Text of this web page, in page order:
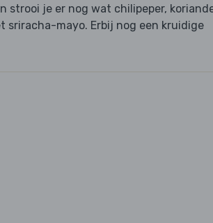
strooi je er nog wat chilipeper,
sriracha-mayo. Erbij nog een kruidige